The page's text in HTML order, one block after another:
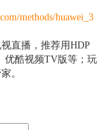
methods/huawei_3
直播，推荐用HDP
优酷视频TV版等；玩
。